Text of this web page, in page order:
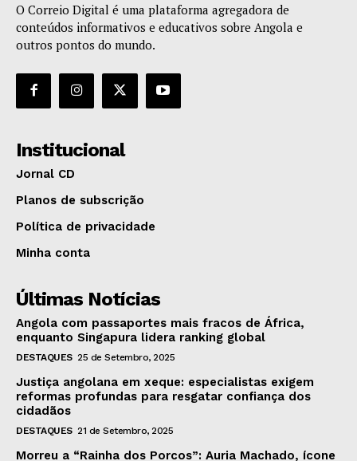
O Correio Digital é uma plataforma agregadora de
conteúdos informativos e educativos sobre Angola e
outros pontos do mundo.
Institucional
Jornal CD
Planos de subscrição
Política de privacidade
Minha conta
Últimas Notícias
Angola com passaportes mais fracos de África,
enquanto Singapura lidera ranking global
DESTAQUES 25 de Setembro, 2025
Justiça angolana em xeque: especialistas exigem
reformas profundas para resgatar confiança dos
cidadãos
DESTAQUES 21 de Setembro, 2025
Morreu a “Rainha dos Porcos”: Auria Machado, ícone